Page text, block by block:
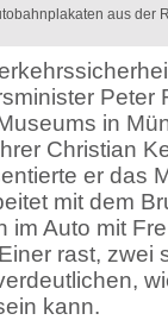
aus der
Peter
in
Christian
er das
mit dem
Auto mit
rast, zwei
kann.